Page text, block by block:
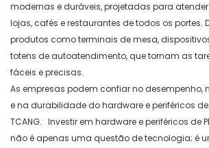
modernas e duráveis, projetadas para
lojas, cafés e restaurantes de todos os portes.
produtos como terminais de mesa,
totens de autoatendimento, que tornam as
fáceis e precisas.
As empresas podem confiar no desempenho,
e na durabilidade do hardware e periféricos de
TCANG. Investir em hardware e periféricos de
não é apenas uma questão de tecnologia; é